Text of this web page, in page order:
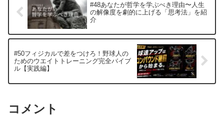
#48あなたが哲学を学ぶべき理由〜人生
の解像度を劇的に上げる「思考法」を紹
介
#50フィジカルで差をつけろ！野球人の
ためのウエイトトレーニング完全バイブ
ル【実践編】
コメント